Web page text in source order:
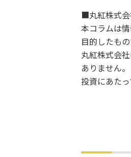
■丸紅株式
本コラムは
目的したも
丸紅株式会
ありません。
投資にあた